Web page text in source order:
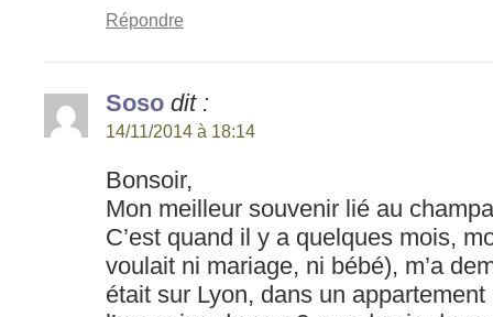
Répondre
Soso dit :
14/11/2014 à 18:14
Bonsoir,
Mon meilleur souvenir lié au
C’est quand il y a quelques mois,
voulait ni mariage, ni bébé), m’a
était sur Lyon, dans un